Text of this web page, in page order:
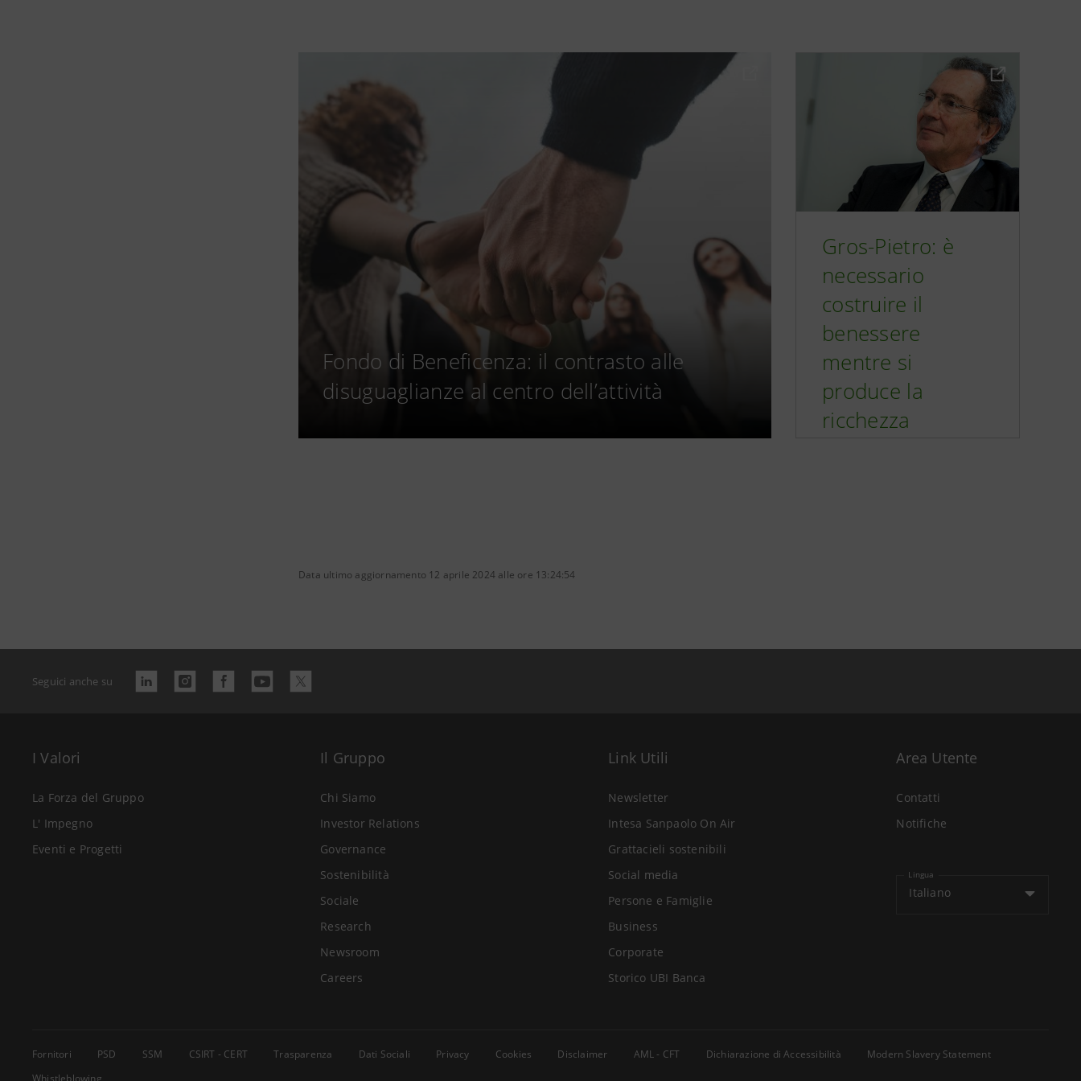
Fondo di Beneficenza: il contrasto alle
disuguaglianze al centro dell’attività
Gros-Pietro: è
necessario
costruire il
benessere
mentre si
produce la
ricchezza
Data ultimo aggiornamento 12 aprile 2024 alle ore 13:24:54
Seguici anche su
I Valori
La Forza del Gruppo
L' Impegno
Eventi e Progetti
Il Gruppo
Chi Siamo
Investor Relations
Governance
Sostenibilità
Sociale
Research
Newsroom
Careers
Link Utili
Newsletter
Intesa Sanpaolo On Air
Grattacieli sostenibili
Social media
Persone e Famiglie
Business
Corporate
Storico UBI Banca
Area Utente
Contatti
Notifiche
Lingua
Italiano
Fornitori PSD SSM CSIRT - CERT Trasparenza Dati Sociali Privacy Cookies Disclaimer AML - CFT Dichiarazione di Accessibilità
Modern Slavery Statement
Whistleblowing